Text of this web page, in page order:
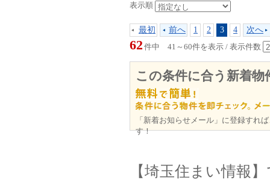
表示順
最初 前へ 1 2 3 4 次へ
62 件中 41～60件を表示 / 表示件数
この条件に合う新着
「新着お知らせメール」に登録すれ
す！
【埼玉住まい情報